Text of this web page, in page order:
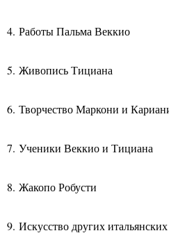
4. Работы Пальма Веккио
5. Живопись Тициана
6. Творчество Маркони и
7. Ученики Веккио и Тициана
8. Жакопо Робусти
9. Искусство других